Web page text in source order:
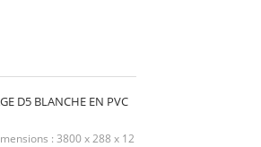
D5 BLANCHE EN PVC
: 3800 x 288 x 12